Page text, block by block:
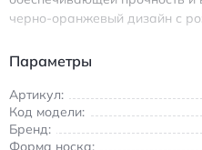
черно-оранжевый дизайн с
подошва гарантирует
активного образа жизни в
износостойкие кроссовки
прогулок по городу и
Параметры
Артикул:
Код модели:
Бренд:
Форма носка: